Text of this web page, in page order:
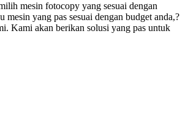
mesin fotocopy yang sesuai dengan
mesin yang pas sesuai dengan budget anda,?
Kami akan berikan solusi yang pas untuk